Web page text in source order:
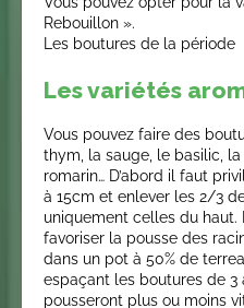
Rebouillon ».
Les boutures de la période
Les variétés
Vous pouvez faire des
thym, la sauge, le basilic,
romarin… D’abord il faut
à 15cm et enlever les 2/3
uniquement celles du
favoriser la pousse des
dans un pot à 50% de
espaçant les boutures de 3
pousseront plus ou moins